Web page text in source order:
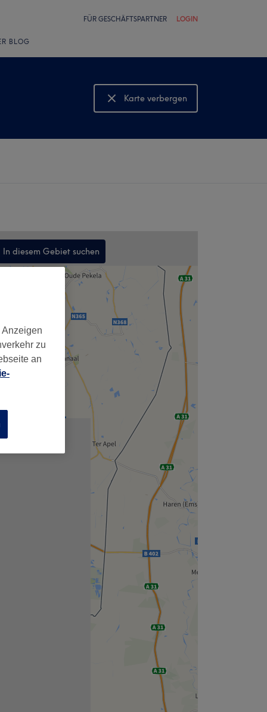
FÜR GESCHÄFTSPARTNER LOGIN
BLOG
Karte verbergen
Karte anzeigen
In diesem Gebiet suchen
,
zu
an